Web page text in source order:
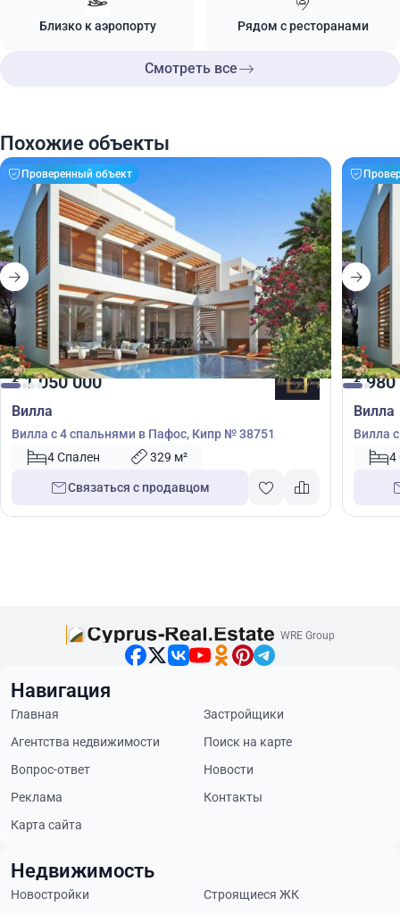
Близко к аэропорту Рядом с ресторанами
Смотреть все
Похожие объекты
Проверенный объект
€1 050 000
Вилла
Вилла с 4 спальнями в Пафос, Кипр № 38751
4 Спален
329 м²
Связаться с продавцом
€980
Вилла
Вилла
4
WRE Group
Навигация
Главная
Застройщики
Агентства недвижимости
Поиск на карте
Вопрос-ответ
Новости
Реклама
Контакты
Карта сайта
Недвижимость
Новостройки Строящиеся ЖК